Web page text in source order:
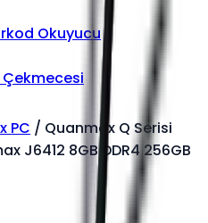
Okuyucu
Çekmecesi
PC / Quanmax Q Serisi
J6412 8GB DDR4 256GB